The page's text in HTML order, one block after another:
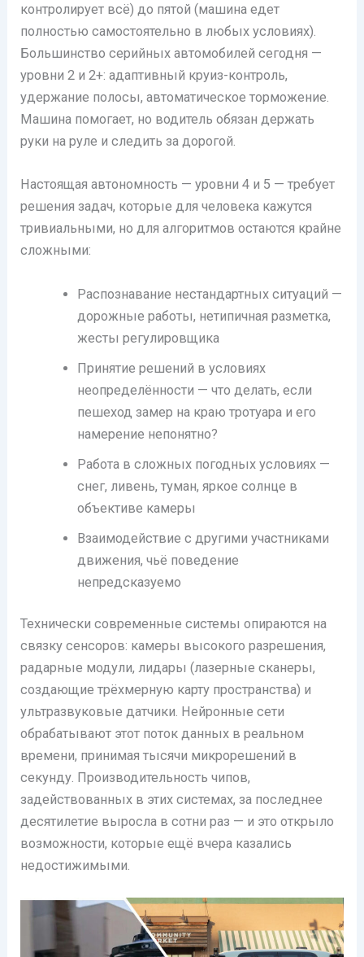
контролирует всё) до пятой (машина едет
полностью самостоятельно в любых условиях).
Большинство серийных автомобилей сегодня —
уровни 2 и 2+: адаптивный круиз-контроль,
удержание полосы, автоматическое торможение.
Машина помогает, но водитель обязан держать
руки на руле и следить за дорогой.
Настоящая автономность — уровни 4 и 5 — требует
решения задач, которые для человека кажутся
тривиальными, но для алгоритмов остаются крайне
сложными:
Распознавание нестандартных ситуаций —
дорожные работы, нетипичная разметка,
жесты регулировщика
Принятие решений в условиях
неопределённости — что делать, если
пешеход замер на краю тротуара и его
намерение непонятно?
Работа в сложных погодных условиях —
снег, ливень, туман, яркое солнце в
объективе камеры
Взаимодействие с другими участниками
движения, чьё поведение
непредсказуемо
Технически современные системы опираются на
связку сенсоров: камеры высокого разрешения,
радарные модули, лидары (лазерные сканеры,
создающие трёхмерную карту пространства) и
ультразвуковые датчики. Нейронные сети
обрабатывают этот поток данных в реальном
времени, принимая тысячи микрорешений в
секунду. Производительность чипов,
задействованных в этих системах, за последнее
десятилетие выросла в сотни раз — и это открыло
возможности, которые ещё вчера казались
недостижимыми.